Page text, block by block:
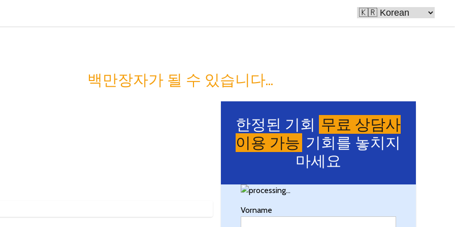
백만장자가 될 수 있습니다...
한정된 기회 무료 상담사
이용 가능 기회를 놓치지
마세요
Vorname